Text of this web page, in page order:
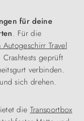
für deine
. Für die
Autogeschirr Travel
geprüft
verbinden.
sich drehen.
die Transportbox